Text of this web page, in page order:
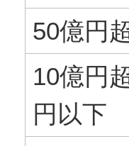
50億円
10億円
円以下